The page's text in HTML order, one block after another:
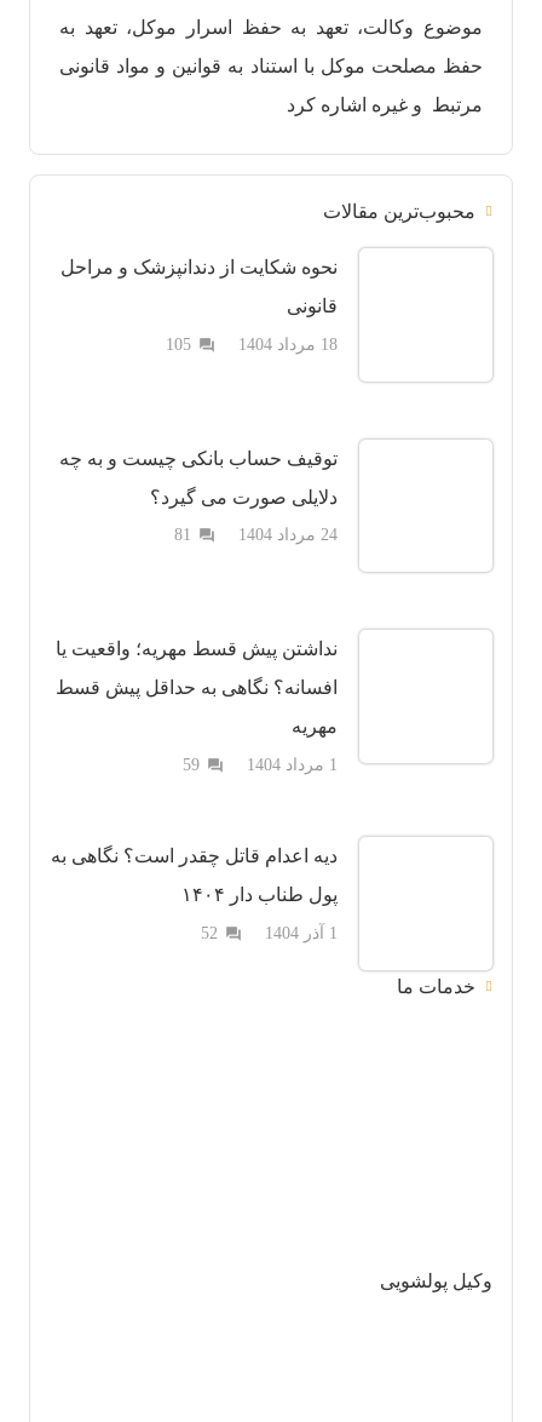
موضوع وکالت، تعهد به حفظ اسرار موکل، تعهد به
حفظ مصلحت موکل با استناد به قوانین و مواد قانونی
مرتبط و غیره اشاره کرد
محبوب‌ترین مقالات
نحوه شکایت از دندانپزشک و مراحل
قانونی
18 مرداد 1404 question_answer
105دیدگاه
توقیف حساب بانکی چیست و به چه
دلایلی صورت می گیرد؟
24 مرداد 1404 question_answer
81دیدگاه
نداشتن پیش قسط مهریه؛ واقعیت یا
افسانه؟ نگاهی به حداقل پیش قسط
مهریه
1 مرداد 1404 question_answer
59دیدگاه
دیه اعدام قاتل چقدر است؟ نگاهی به
پول طناب دار ۱۴۰۴
1 آذر 1404 question_answer
52دیدگاه
خدمات ما
وکیل پولشویی